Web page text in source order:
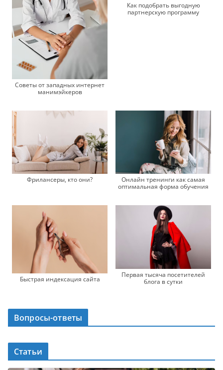
Советы от западных интернет
манимэйкеров
Как подобрать выгодную
партнерскую программу
Фрилансеры, кто они?
Онлайн тренинги как самая
оптимальная форма обучения
Быстрая индексация сайта
Первая тысяча посетителей
блога в сутки
Вопросы-ответы
Статьи